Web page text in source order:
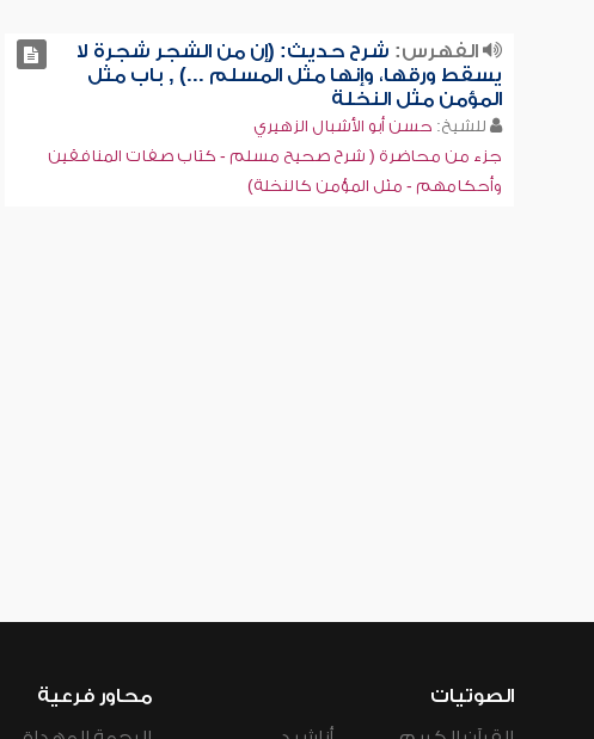
الفهرس: شرح حديث: (إن من الشجر شجرة لا
يسقط ورقها، وإنها مثل المسلم ...) , باب مثل
المؤمن مثل النخلة
للشيخ: حسن أبو الأشبال الزهيري
جزء من محاضرة ( شرح صحيح مسلم - كتاب ‏صفات المنافقين
وأحكامهم - مثل المؤمن كالنخلة)
الصوتيات
محاور فرعية